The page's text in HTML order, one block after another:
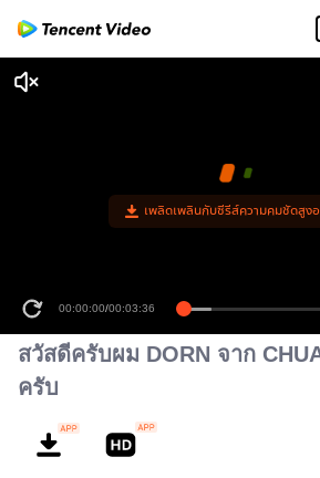
เพลิดเพลินกับซีรีส์ความคมชัดสูง
00:00:00/00:03:36
สวัสดีครับผม DORN จาก
ครับ